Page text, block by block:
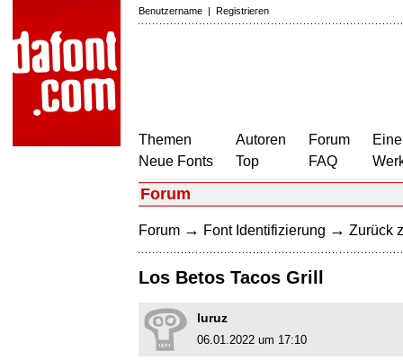
Benutzername | Registrieren
Themen
Neue Fonts
Autoren
Top
Forum
FAQ
Forum
Forum → Font Identifizierung → Zurück
Los Betos Tacos Grill
luruz
06.01.2022 um 17:10